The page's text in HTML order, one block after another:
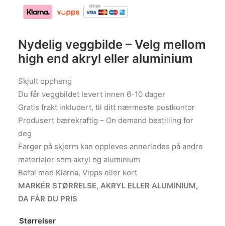
958
til
106
Nydelig veggbilde – Velg mellom
high end akryl eller aluminium
Skjult oppheng
Du får veggbildet levert innen 6-10 dager
Gratis frakt inkludert, til ditt nærmeste postkontor
Produsert bærekraftig – On demand bestilling for
deg
Farger på skjerm kan oppleves annerledes på andre
materialer som akryl og aluminium
Betal med Klarna, Vipps eller kort
MARKÉR STØRRELSE, AKRYL ELLER ALUMINIUM,
DA FÅR DU PRIS
Størrelser